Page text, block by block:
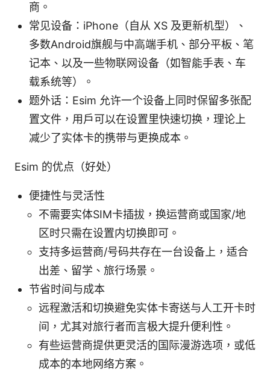
商。
常见设备：iPhone（自从 XS 及更新机型）、
多数Android旗舰与中高端手机、部分平板、笔
记本、以及一些物联网设备（如智能手表、车
载系统等）。
题外话：Esim 允许一个设备上同时保留多张配
置文件，用户可以在设置里快速切换，理论上
减少了实体卡的携带与更换成本。
Esim 的优点（好处）
便捷性与灵活性
不需要实体SIM卡插拔，换运营商或国家/地
区时只需在设置内切换即可。
支持多运营商/号码共存在一台设备上，适合
出差、留学、旅行场景。
节省时间与成本
远程激活和切换避免实体卡寄送与人工开卡时
间，尤其对旅行者而言极大提升便利性。
有些运营商提供更灵活的国际漫游选项，或低
成本的本地网络方案。